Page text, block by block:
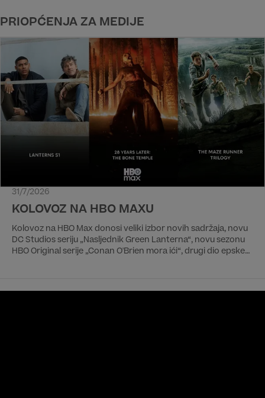
PRIOPĆENJA ZA MEDIJE
31/7/2026
KOLOVOZ NA HBO MAXU
Kolovoz na HBO Max donosi veliki izbor novih sadržaja, novu
DC Studios seriju „Nasljednik Green Lanterna“, novu sezonu
HBO Original serije „Conan O'Brien mora ići“, drugi dio epske